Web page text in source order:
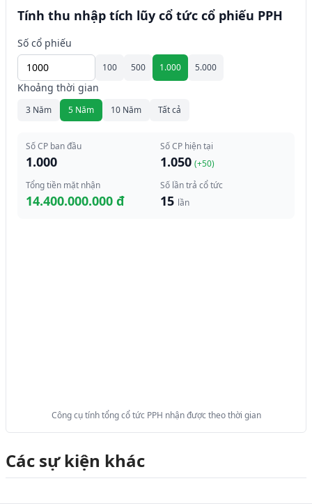
Tính thu nhập tích lũy cổ tức cổ phiếu PPH
Số cổ phiếu
100 500 1.000 5.000
Khoảng thời gian
3 Năm 5 Năm 10 Năm Tất cả
Số CP ban đầu
1.000
Số CP hiện tại
1.050 (+50)
Tổng tiền mặt nhận
14.400.000.000 đ
Số lần trả cổ tức
15 lần
Công cụ tính tổng cổ tức PPH nhận được theo thời gian
Các sự kiện khác